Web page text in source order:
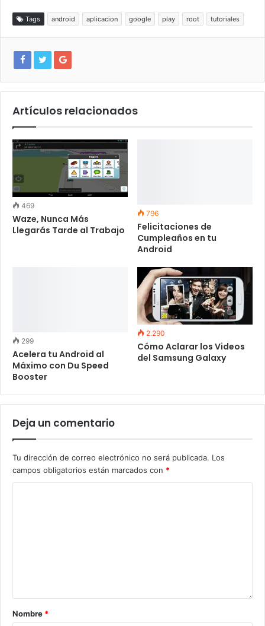
Tags android aplicacion google play root tutoriales
Artículos relacionados
469
Waze, Nunca Más
Llegarás Tarde al Trabajo
796
Felicitaciones de
Cumpleaños en tu
Android
299
Acelera tu Android al
Máximo con Du Speed
Booster
2.290
Cómo Aclarar los Videos
del Samsung Galaxy
Deja un comentario
Tu dirección de correo electrónico no será publicada. Los
campos obligatorios están marcados con *
Nombre *